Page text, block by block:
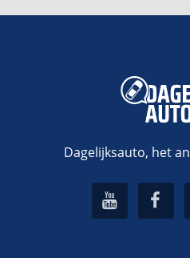
Dagelijksauto, het